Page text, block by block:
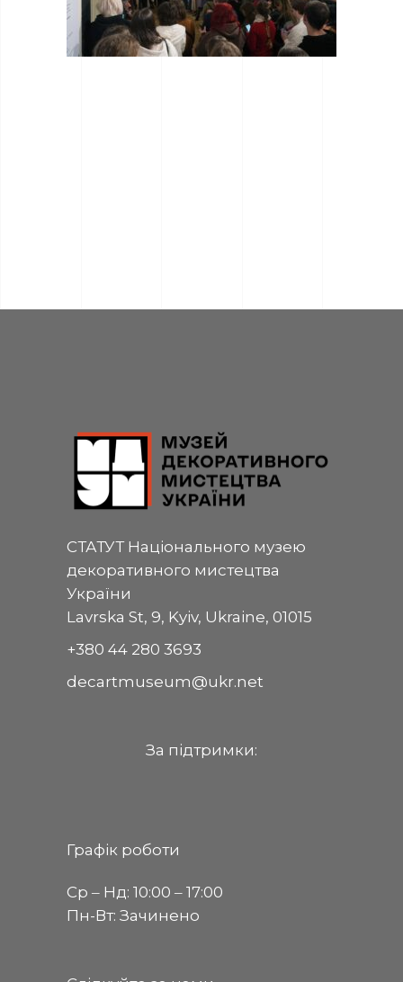
СТАТУТ Національного музею
декоративного мистецтва
України
Lavrska St, 9, Kyiv, Ukraine, 01015
+380 44 280 3693
decartmuseum@ukr.net
За пiдтримки:
Графік роботи
Ср ‒ Нд: 10:00 ‒ 17:00
Пн-Вт: Зачинено